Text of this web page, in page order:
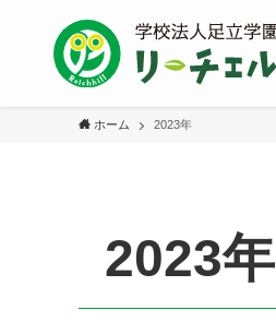
ホーム 2023年
2023年